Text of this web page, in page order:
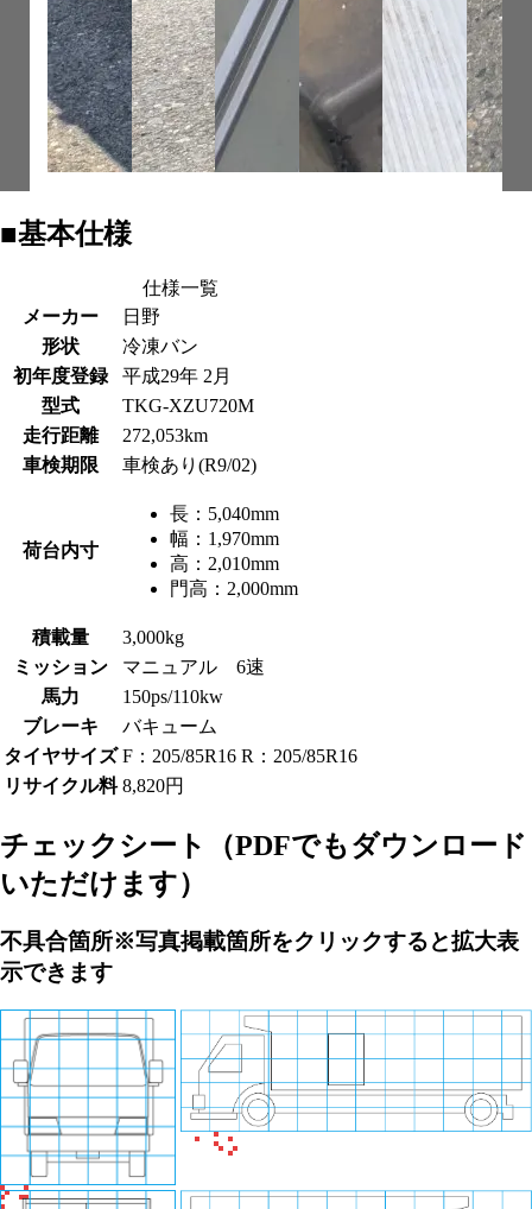
■基本仕様
仕様一覧
メーカー
日野
形状
冷凍バン
初年度登録
平成29年 2月
型式
TKG-XZU720M
走行距離
272,053km
車検期限
車検あり(R9/02)
荷台内寸
長： 5,040mm
幅： 1,970mm
高： 2,010mm
門高： 2,000mm
積載量
3,000kg
ミッション
マニュアル 6速
馬力
150ps/110kw
ブレーキ
バキューム
タイヤサイズ F：205/85R16 R：205/85R16
リサイクル料 8,820円
チェックシート
（PDFでもダウンロード
いただけます）
不具合箇所※写真掲載箇所をクリックすると拡大表
示できます